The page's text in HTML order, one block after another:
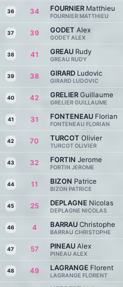
36 34 FOURNIER Matthieu
FOURNIER MATTHIEU
37 39 GODET Alex
GODET ALEX
38 41 GREAU Rudy
GREAU RUDY
39 38 GIRARD Ludovic
GIRARD LUDOVIC
40 42 GRELIER Guillaume
GRELIER GUILLAUME
41 31 FONTENEAU Florian
FONTENEAU FLORIAN
42 70 TURCOT Olivier
TURCOT OLIVIER
43 32 FORTIN Jerome
FORTIN JEROME
44 11 BIZON Patrice
BIZON PATRICE
45 25 DEPLAGNE Nicolas
DEPLAGNE NICOLAS
46 4 BARRAU Christophe
BARRAU CHRISTOPHE
47 57 PINEAU Alex
PINEAU ALEX
48 49 LAGRANGE Florent
LAGRANGE FLORENT